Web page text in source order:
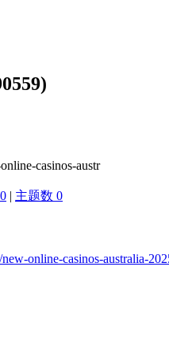
casinos-austr
| 主题数 0
online-casinos-australia-